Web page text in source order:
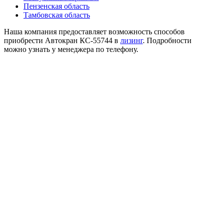
Пензенская область
Тамбовская область
Наша компания предоставляет возможность способов
приобрести Автокран КС-55744 в лизинг. Подробности
можно узнать у менеджера по телефону.